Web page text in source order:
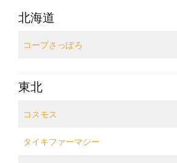
北海道
コープさっぽろ
東北
コスモス
タイキファーマシー